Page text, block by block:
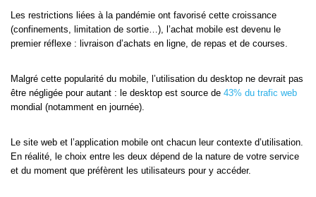
Les restrictions liées à la pandémie ont favorisé cette croissance
(confinements, limitation de sortie…), l’achat mobile est devenu le
premier réflexe : livraison d’achats en ligne, de repas et de courses.
Malgré cette popularité du mobile, l’utilisation du desktop ne devrait pas
être négligée pour autant : le desktop est source de 43% du trafic web
mondial (notamment en journée).
Le site web et l’application mobile ont chacun leur contexte d’utilisation.
En réalité, le choix entre les deux dépend de la nature de votre service
et du moment que préfèrent les utilisateurs pour y accéder.